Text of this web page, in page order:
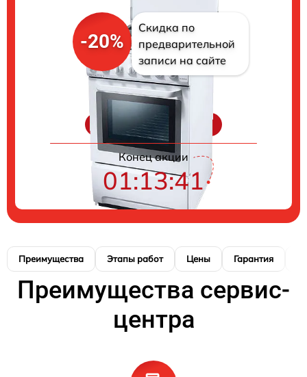
-20%
Скидка по
предварительной
записи на сайте
Цены на ремонт
Конец акции
01:13:40
Преимущества Этапы работ Цены Гарантия
Преимущества сервис-
центра